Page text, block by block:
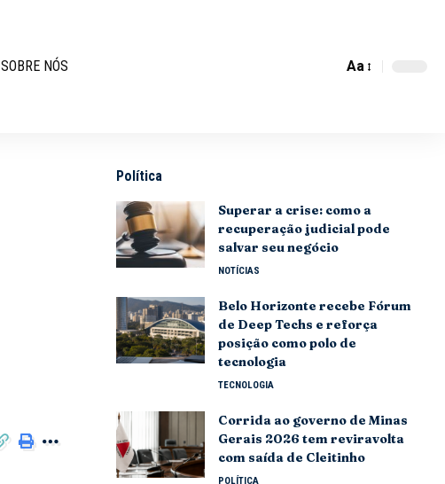
SOBRE NÓS Aa
Política
Superar a crise: como a
recuperação judicial pode
salvar seu negócio
NOTÍCIAS
Belo Horizonte recebe Fórum
de Deep Techs e reforça
posição como polo de
tecnologia
TECNOLOGIA
Corrida ao governo de Minas
Gerais 2026 tem reviravolta
com saída de Cleitinho
POLÍTICA